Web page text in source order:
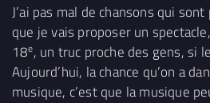
J’ai pas mal de chansons qui
que je vais proposer un
18e, un truc proche des gens, si
Aujourd’hui, la chance qu’on a
musique, c’est que la musique